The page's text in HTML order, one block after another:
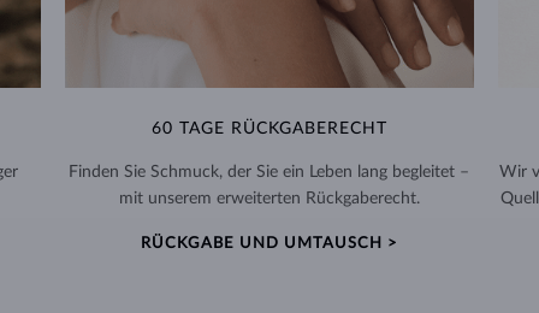
60 TAGE RÜCKGABERECHT
Finden Sie Schmuck, der Sie ein Leben lang begleitet –
mit unserem erweiterten Rückgaberecht.
RÜCKGABE UND UMTAUSCH >
Wir